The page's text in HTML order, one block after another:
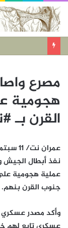
مصرع
هجومية
القرن بـ
عمران نت/ 11 سبتمبر 2017م
نفذ أبطال الجيش
عملية هجومية
جنوب القرن بنهم.
وأكد مصدر عسكري